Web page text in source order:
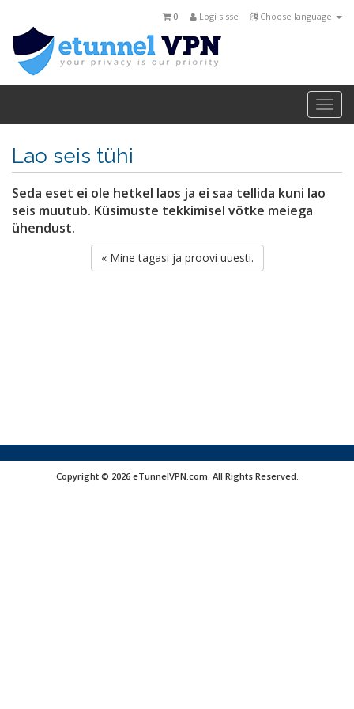
Choose language
Logi sisse
0
Lao seis tühi
Seda eset ei ole hetkel laos ja ei saa tellida kuni lao
seis muutub. Küsimuste tekkimisel võtke meiega
ühendust.
« Mine tagasi ja proovi uuesti.
Copyright © 2026 eTunnelVPN.com. All Rights Reserved.